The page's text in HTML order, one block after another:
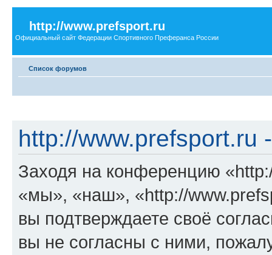
http://www.prefsport.ru
Официальный сайт Федерации Спортивного Преферанса России
Список форумов
http://www.prefsport.ru
Заходя на конференцию
«мы», «наш», «http://
вы подтверждаете своё
вы не согласны с ними,